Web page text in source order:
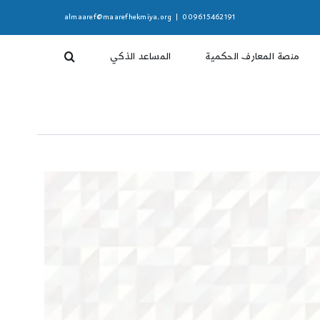
009615462191
almaaref@maarefhekmiya.org
منصة المعارف الحكمية المساعد الذكي